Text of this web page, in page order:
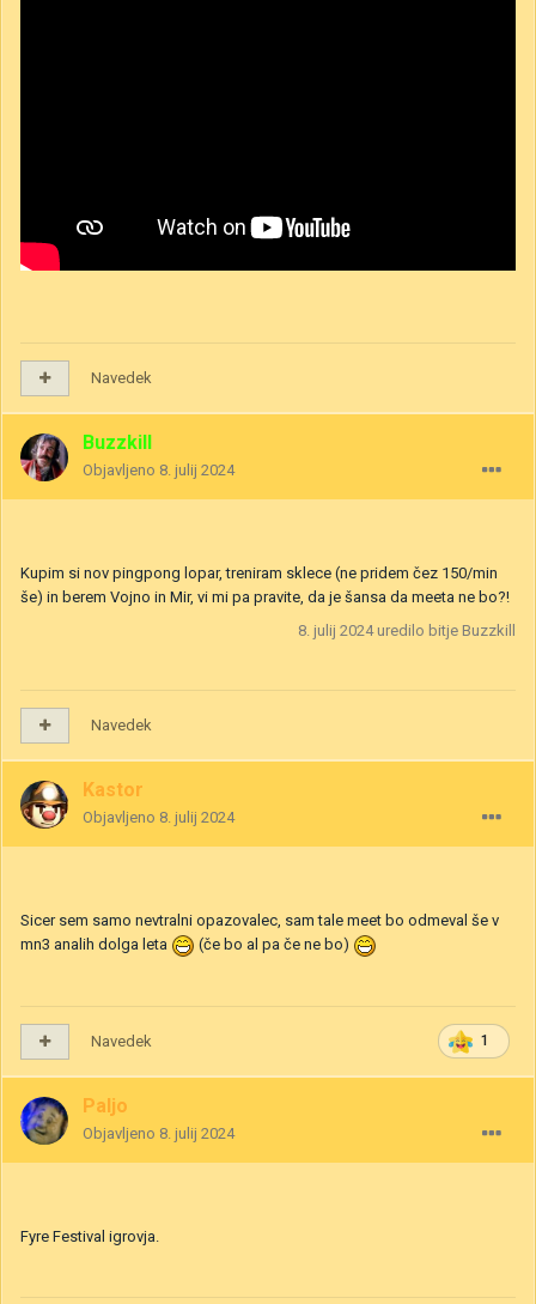
Navedek
Buzzkill
Objavljeno 8. julij 2024
Kupim si nov pingpong lopar, treniram sklece (ne pridem čez 150/min
še) in berem Vojno in Mir, vi mi pa pravite, da je šansa da meeta ne bo?!
8. julij 2024uredilo bitje Buzzkill
Navedek
Kastor
Objavljeno 8. julij 2024
Sicer sem samo nevtralni opazovalec, sam tale meet bo odmeval še v
mn3 analih dolga leta
(če bo al pa če ne bo)
1
Navedek
Paljo
Objavljeno 8. julij 2024
Fyre Festival igrovja.